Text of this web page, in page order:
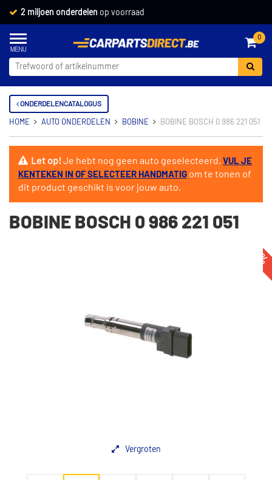
2 miljoen onderdelen op voorraad
0
ONDERDELENCATALOGUS
HOME AUTO ONDERDELEN BOBINE BOBINE BOSCH 0 986 221 051
Let op!Je hebt nog geen auto geselecteerd. VUL JE
KENTEKEN IN OF SELECTEER HANDMATIG om te tonen of
dit product geschikt is voor jouw auto.
BOBINE BOSCH 0 986 221 051
-14%
Vergroten